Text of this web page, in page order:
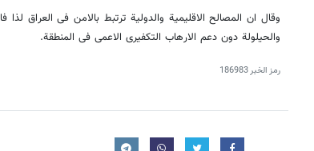
وقال ان المصالح الاقلیمیة والدولیة ترتبط بالامن فی العراق
والحیلولة دون دعم الارهاب التکفیری الاعمی فی المنطقة.
رمز الخبر186983